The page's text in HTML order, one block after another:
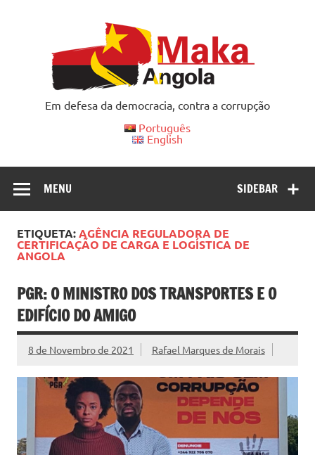
Em defesa da democracia, contra a corrupção
Português
English
SIDEBAR
MENU
ETIQUETA:AGÊNCIA REGULADORA DE
CERTIFICAÇÃO DE CARGA E LOGÍSTICA DE
ANGOLA
PGR: O MINISTRO DOS TRANSPORTES E O
EDIFÍCIO DO AMIGO
8 de Novembro de 2021 Rafael Marques de Morais